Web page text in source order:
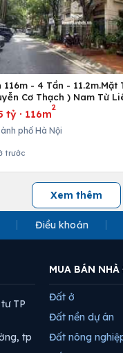
116m - 4 Tần - 11.2m.Mặt
Cơ Thạch ) Nam Từ
tỷ · 116m
2
phố Hà Nội
trước
Xem thêm
Điều khoản
TP
tp
MUA BÁN
Đất ở
Đất nền dự án
Đất nông